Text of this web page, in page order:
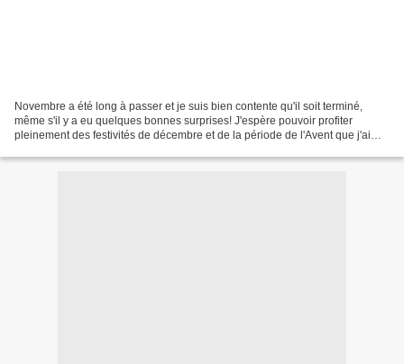
Novembre a été long à passer et je suis bien contente qu'il soit terminé,
même s'il y a eu quelques bonnes surprises! J'espère pouvoir profiter
pleinement des festivités de décembre et de la période de l'Avent que j'aime